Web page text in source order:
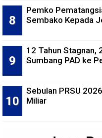
Pemko
Sembako Kepada
12 Tahun Stagnan,
Sumbang PAD ke
Sebulan PRSU
Miliar